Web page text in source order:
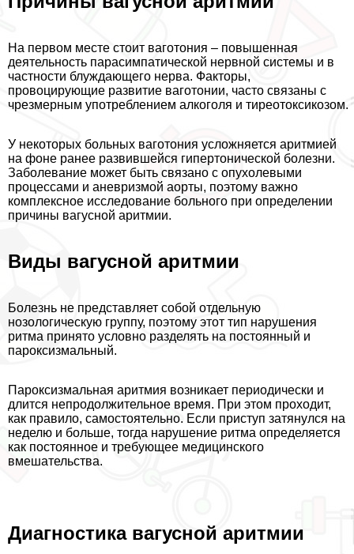
На первом месте стоит ваготония – повышенная
деятельность парасимпатической нервной системы и в
частности блуждающего нерва. Факторы,
провоцирующие развитие ваготонии, часто связаны с
чрезмерным употрeблением алкоголя и тиреотоксикозом.
У некоторых больных ваготония усложняется аритмией
на фоне ранее развившейся гипертонической болезни.
Заболевание может быть связано с опухолевыми
процессами и аневризмой аорты, поэтому важно
комплексное исследование больного при определении
причины вагусной аритмии.
Виды вагусной аритмии
Болезнь не представляет собой отдельную
нозологическую группу, поэтому этот тип нарушения
ритма принято условно разделять на постоянный и
пароксизмальный.
Пароксизмальная аритмия возникает периодически и
длится непродолжительное время. При этом проходит,
как правило, самостоятельно. Если приступ затянулся на
неделю и больше, тогда нарушение ритма определяется
как постоянное и требующее медицинского
вмешательства.
Диагностика вагусной аритмии